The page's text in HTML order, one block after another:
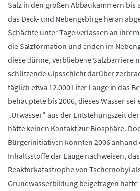
Salz in den großen Abbaukammern bis
das Deck- und Nebengebirge heran
Schächte unter Tage verlassen an
die Salzformation und enden im
diese dünne, verbliebene Salzbarriere
schützende Gipsschicht darüber
täglich etwa 12.000 Liter Lauge in das
behauptete bis 2006, dieses Wasser sei
„Urwasser" aus der Entstehungszeit
hätte keinen Kontakt zur Biosphäre.
Bürgerinitiativen konnten 2006 anhand
Inhaltsstoffe der Lauge nachweisen,
Reaktorkatastrophe von Tschernobyl
Grundwasserbildung beigetragen hatte